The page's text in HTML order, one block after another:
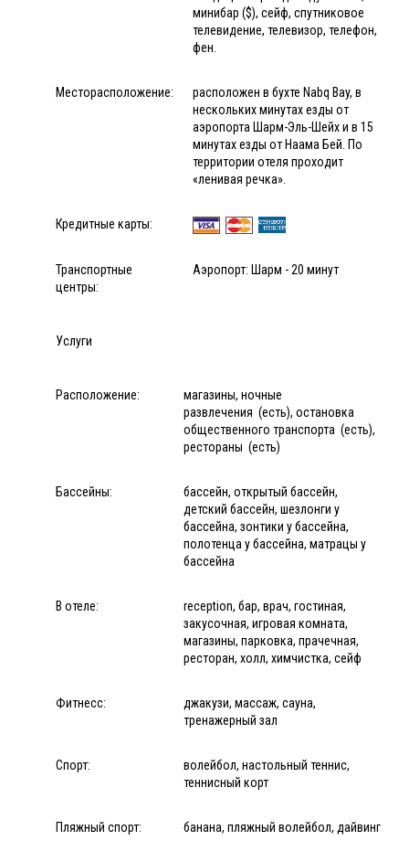
минибар ($), сейф, спутниковое
телевидение, телевизор, телефон,
фен.
Месторасположение:
расположен в бухте Nabq Bay, в
нескольких минутах езды от
аэропорта Шарм-Эль-Шейх и в 15
минутах езды от Наама Бей. По
территории отеля проходит
«ленивая речка».
Кредитные карты:
Транспортные
центры:
Аэропорт: Шарм - 20 минут
Услуги
Расположение:
магазины, ночные
развлечения (есть), остановка
общественного транспорта (есть),
рестораны (есть)
Бассейны:
бассейн, открытый бассейн,
детский бассейн, шезлонги у
бассейна, зонтики у бассейна,
полотенца у бассейна, матрацы у
бассейна
В отеле:
reception, бар, врач, гостиная,
закусочная, игровая комната,
магазины, парковка, прачечная,
ресторан, холл, химчистка, сейф
Фитнесс:
джакузи, массаж, сауна,
тренажерный зал
Спорт:
волейбол, настольный теннис,
теннисный корт
Пляжный спорт: банана, пляжный волейбол, дайвинг